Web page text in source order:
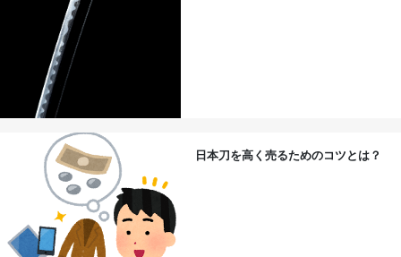
日本刀を高く売るためのコツとは？